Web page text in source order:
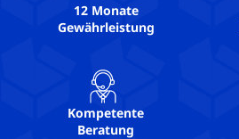
12 Monate
Gewährleistung
Kompetente
Beratung